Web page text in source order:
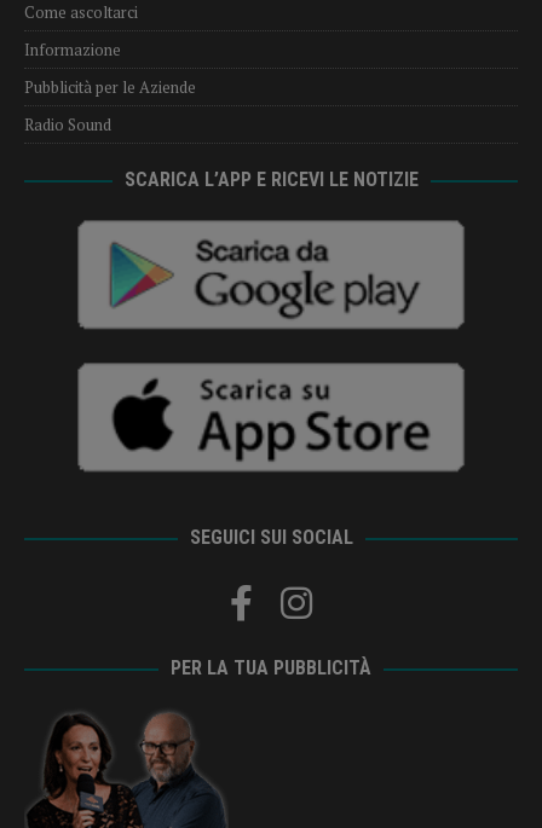
Come ascoltarci
Informazione
Pubblicità per le Aziende
Radio Sound
SCARICA L’APP E RICEVI LE NOTIZIE
SEGUICI SUI SOCIAL
PER LA TUA PUBBLICITÀ